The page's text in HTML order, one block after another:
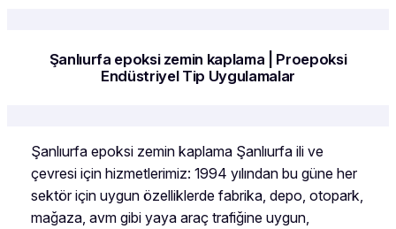
Şanlıurfa epoksi zemin kaplama | Proepoksi
Endüstriyel Tip Uygulamalar
Şanlıurfa epoksi zemin kaplama Şanlıurfa ili ve
çevresi için hizmetlerimiz: 1994 yılından bu güne her
sektör için uygun özelliklerde fabrika, depo, otopark,
mağaza, avm gibi yaya araç trafiğine uygun,